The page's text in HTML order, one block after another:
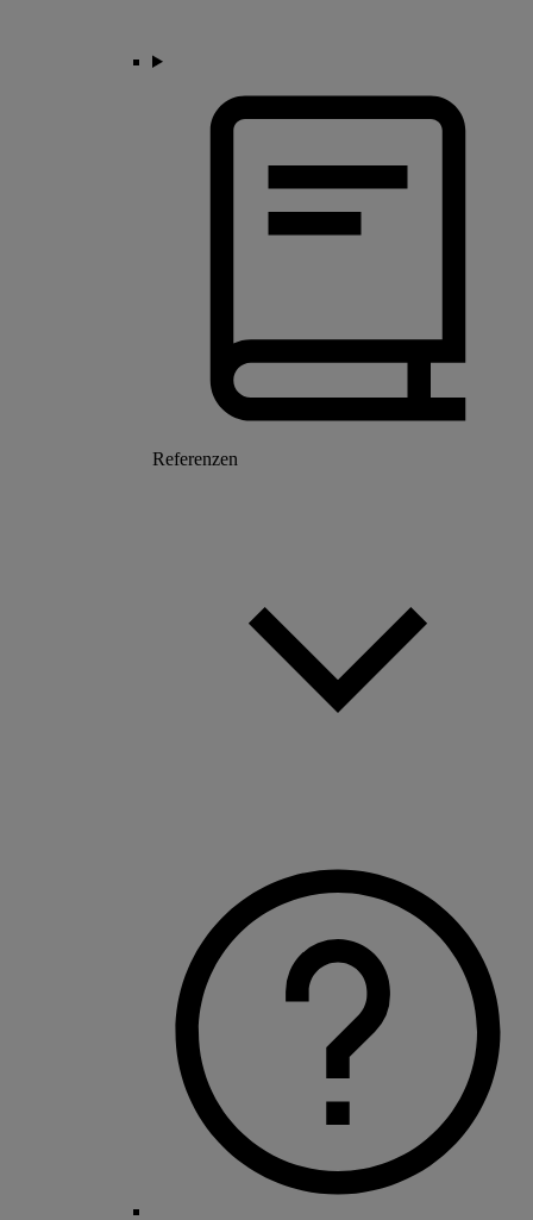
Referenzen